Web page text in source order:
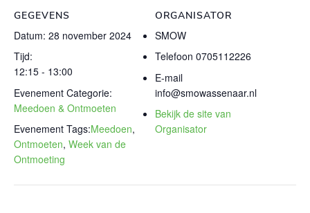
GEGEVENS
Datum: 28 november 2024
Tijd:
12:15 - 13:00
Evenement Categorie:
Meedoen & Ontmoeten
Evenement Tags:Meedoen,
Ontmoeten, Week van de
Ontmoeting
ORGANISATOR
SMOW
Telefoon 0705112226
E-mail
info@smowassenaar.nl
Bekijk de site van
Organisator